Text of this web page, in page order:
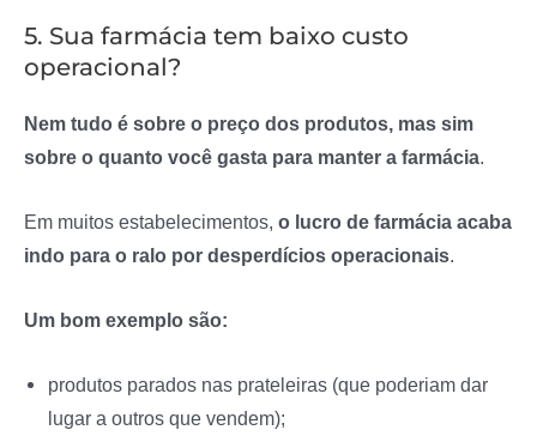
5. Sua farmácia tem baixo custo
operacional?
Nem tudo é sobre o preço dos produtos, mas sim
sobre o quanto você gasta para manter a farmácia
Em muitos estabelecimentos, o lucro de farmácia acaba
indo para o ralo por desperdícios operacionais.
Um bom exemplo são:
produtos parados nas prateleiras (que poderiam dar
lugar a outros que vendem);